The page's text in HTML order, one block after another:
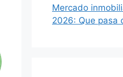
Mercado
2026: Que pasa